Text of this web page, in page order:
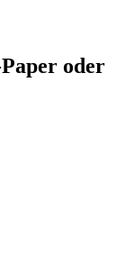
oder